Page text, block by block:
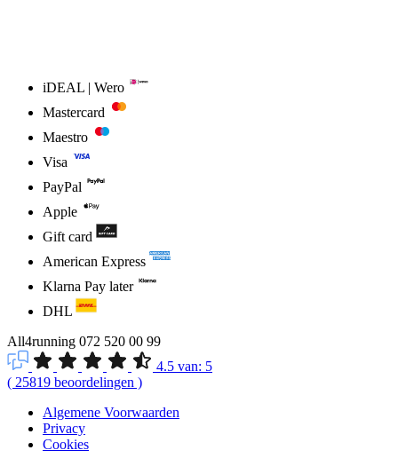
iDEAL | Wero
Mastercard
Maestro
Visa
PayPal
Apple
Gift card
American Express
Klarna Pay later
DHL
All4running 072 520 00 99
4.5 van: 5
( 25819 beoordelingen )
Algemene Voorwaarden
Privacy
Cookies